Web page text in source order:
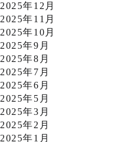
2025年12月
2025年11月
2025年10月
2025年9月
2025年8月
2025年7月
2025年6月
2025年5月
2025年3月
2025年2月
2025年1月